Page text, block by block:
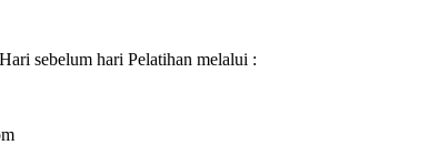
sebelum hari Pelatihan melalui :